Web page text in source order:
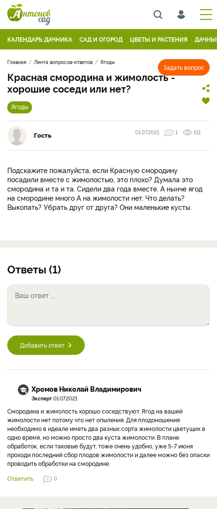
КАЛЕНДАРЬ ДАЧНИКА САД И ОГОРОД ЦВЕТЫ И РАСТЕНИЯ
Задать вопрос
Главная Лента вопросов-ответов Ягоды
Красная смородина и жимолость -
хорошие соседи или нет?
Ягоды
Гость 01.07.2021 1 511
Подскажите пожалуйста, если Красную смородину
посадили вместе с жимолостью, это плохо? Думала это
смородина и та и та. Сидели два года вместе. А нынче ягод
на смородине много А на жимолости нет. Что делать?
Выкопать? Убрать друг от друга? Они маленькие кусты.
Ответы (1)
Добавить ответ
Хромов Николай Владимирович
Эксперт 01.07.2021
Смородина и жимолость хорошо соседствуют. Ягод на вашей
жимолости нет потому что нет опыления. Для плодоношения
необходимо в идеале иметь два разных сорта жимолости цветущих в
одно время, но можно просто два куста жимолости. В плане
обработок, если таковые будут, тоже очень удобно, уже 5-7 июня
проходи последний сбор плодов жимолости и далее можно без опаски
проводить обработки на смородине.
Ответить
0